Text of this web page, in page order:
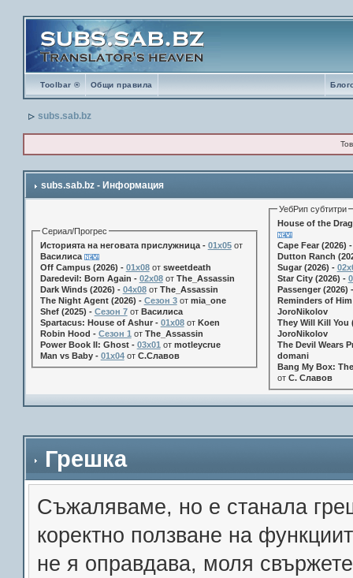
Toolbar ® Общи правила
subs.sab.bz
subs.sab.bz - Информация
Сериал/Прогрес
Историята на неговата прислужница - 01х05от
Василиса
Off Campus (2026) - 01x08от sweetdeath
Daredevil: Born Again - 02x08от The_Assassin
Dark Winds (2026) - 04x08от The_Assassin
The Night Agent (2026) - Сезон 3от mia_one
Shef (2025) - Сезон 7от Василиса
Spartacus: House of Ashur - 01x08от Koen
Robin Hood - Сезон 1 от The_Assassin
Power Book II: Ghost - 03x01 от motleycrue
Man vs Baby - 01x04от С.Славов
УебРип субтитри
House of the
Cape Fear (2026)
Dutton Ranch
Sugar (2026) -
Star City (2026) -
Passenger (2026)
Reminders of
JoroNikolov
They Will Kill You
JoroNikolov
The Devil Wears
domani
Bang My Box:
от С. Славов
Грешка
Съжалявамe, но е станала
коректно ползване на
не я оправдава, моля